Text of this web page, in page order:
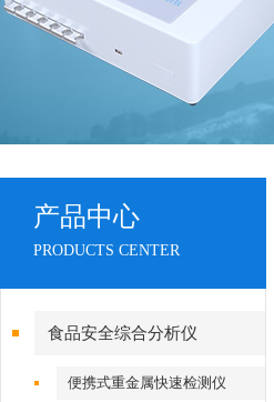
产品中心
PRODUCTS CENTER
食品安全综合分析仪
便携式重金属快速检测仪